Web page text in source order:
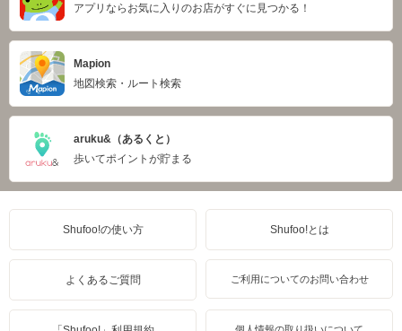
アプリならお気に入りのお店がすぐに見つかる！
Mapion
地図検索・ルート検索
aruku&（あるくと）
歩いてポイントが貯まる
Shufoo!の使い方 Shufoo!とは
よくあるご質問 ご利用についてのお問い合わせ